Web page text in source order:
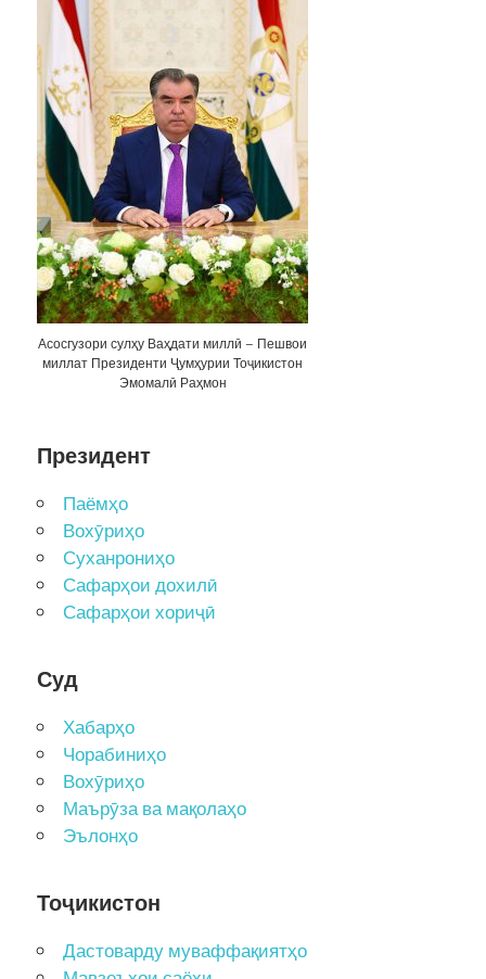
Асосгузори сулҳу Ваҳдати миллӣ – Пешвои
миллат Президенти Ҷумҳурии Тоҷикистон
Эмомалӣ Раҳмон
Президент
Паёмҳо
Вохӯриҳо
Суханрониҳо
Сафарҳои дохилӣ
Сафарҳои хориҷӣ
Суд
Хабарҳо
Чорабиниҳо
Вохӯриҳо
Маърӯза ва мақолаҳо
Эълонҳо
Тоҷикистон
Дастоварду муваффақиятҳо